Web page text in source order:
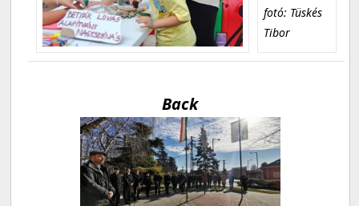
fotó: Tüskés
Tibor
Back